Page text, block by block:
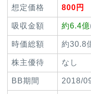
想定価格 800円
吸収金額 約6.4億
時価総額 約30.8
株主優待 なし
BB期間 2018/